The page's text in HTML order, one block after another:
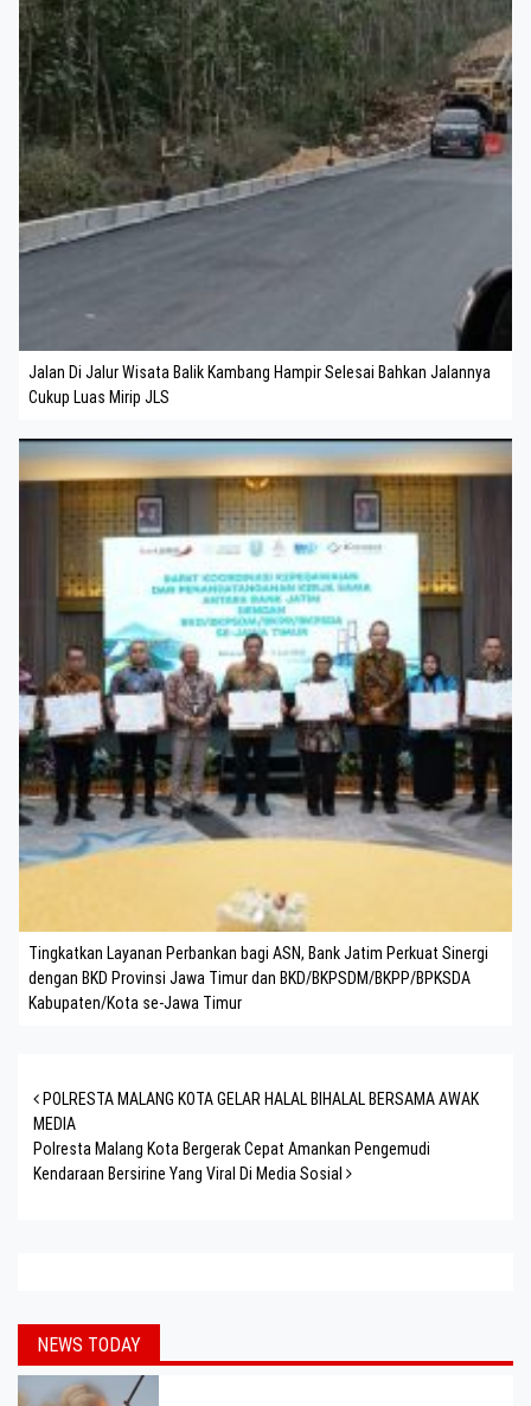
Jalan Di Jalur Wisata Balik Kambang Hampir Selesai Bahkan Jalannya
Cukup Luas Mirip JLS
Tingkatkan Layanan Perbankan bagi ASN, Bank Jatim Perkuat Sinergi
dengan BKD Provinsi Jawa Timur dan BKD/BKPSDM/BKPP/BPKSDA
Kabupaten/Kota se-Jawa Timur
Post navigation
POLRESTA MALANG KOTA GELAR HALAL BIHALAL BERSAMA AWAK
MEDIA
Polresta Malang Kota Bergerak Cepat Amankan Pengemudi
Kendaraan Bersirine Yang Viral Di Media Sosial
NEWS TODAY